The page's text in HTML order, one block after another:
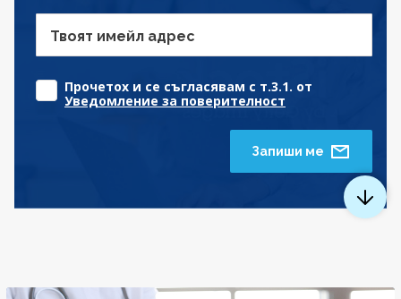
Твоят имейл адрес
Прочетох и се съгласявам с т.3.1. от
Уведомление за поверителност
Запиши ме